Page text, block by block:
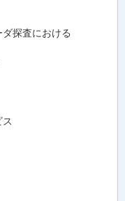
探査における